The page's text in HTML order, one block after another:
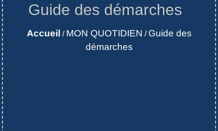
Guide des démarches
Accueil / MON QUOTIDIEN / Guide des
démarches